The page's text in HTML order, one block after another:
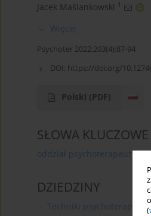
(
Jacek Maślankowski 1
Więcej
Psychoter 2022;203(4):87-94
DOI: https://doi.org/
Polski (PDF)
SŁOWA KLUCZOWE
oddział
DZIEDZINY
Techniki psychoterapii